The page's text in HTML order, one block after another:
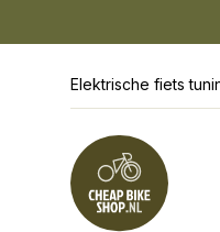
Elektrische fiets